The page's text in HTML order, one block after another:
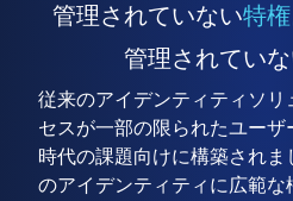
管理されていない特権
管理されてい
従来のアイデンティティソリ
セスが一部の限られたユー
時代の課題向けに構築され
のアイデンティティに広範な